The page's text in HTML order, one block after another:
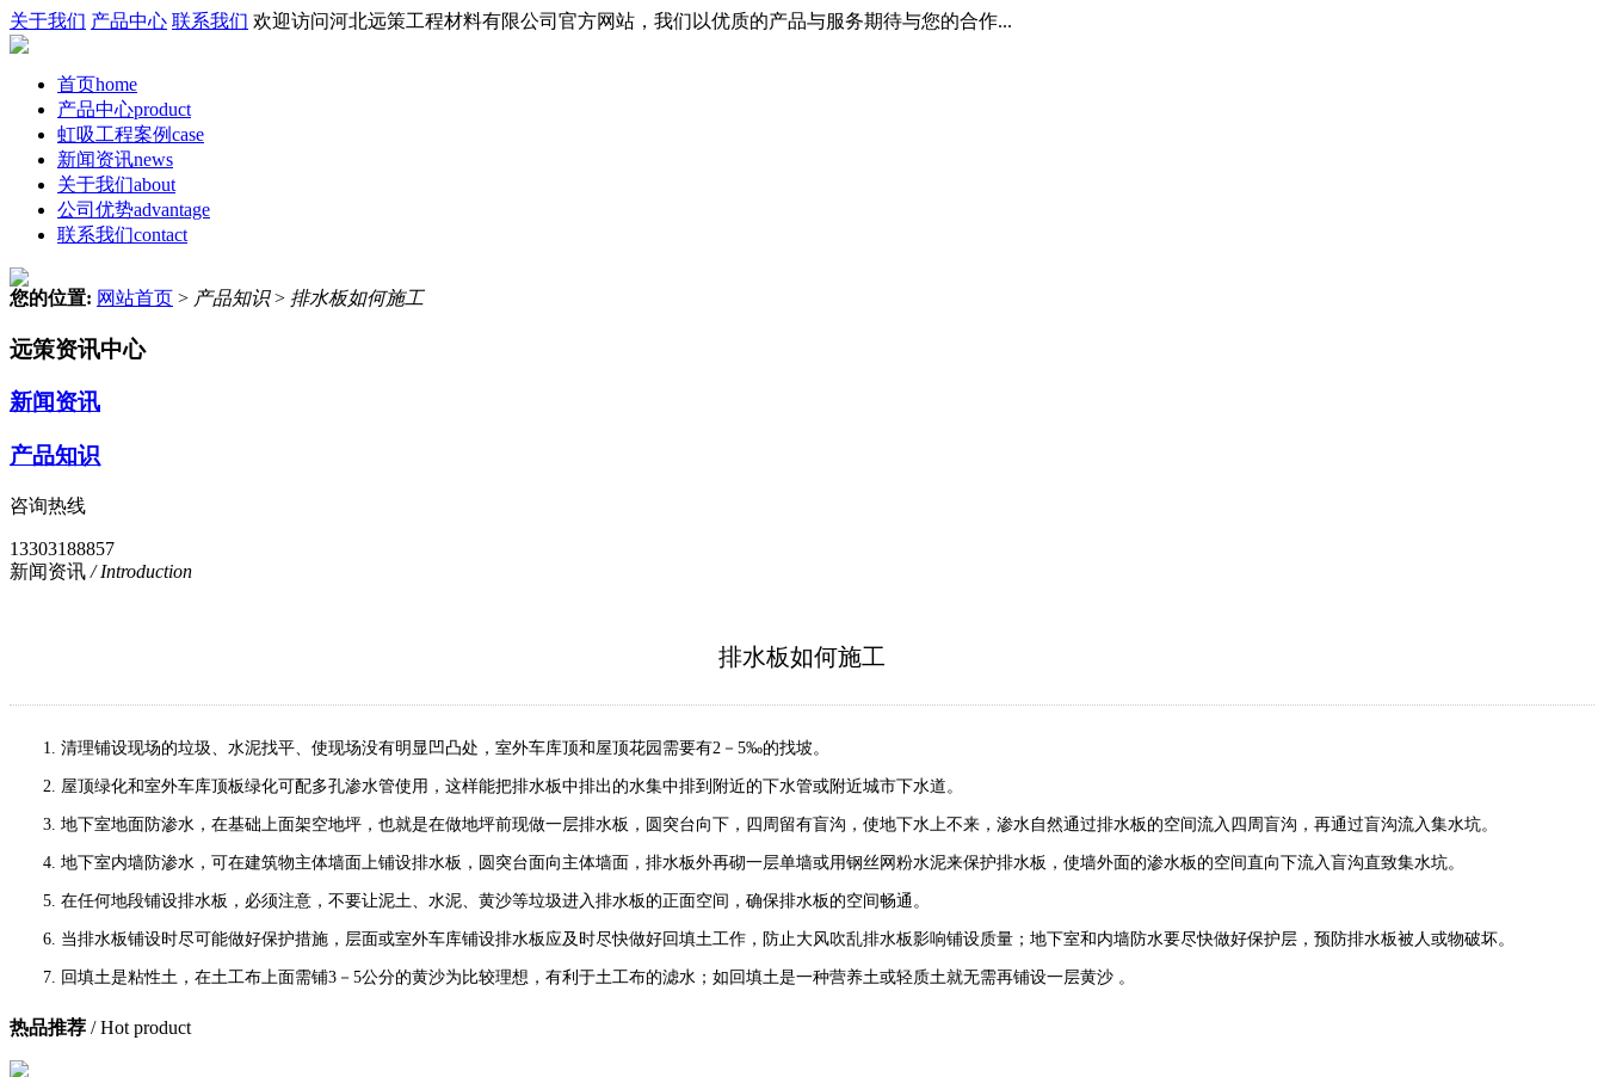
关于我们 产品中心 联系我们 欢迎访问河北远策工程材料有限公司官方网站，我们以优质的产品与服务期待与您的合作...
首页home
产品中心product
虹吸工程案例case
新闻资讯news
关于我们about
公司优势advantage
联系我们contact
您的位置: 网站首页 > 产品知识 > 排水板如何施工
远策资讯中心
新闻资讯
产品知识
咨询热线
13303188857
新闻资讯 / Introduction
排水板如何施工
1. 清理铺设现场的垃圾、水泥找平、使现场没有明显凹凸处，室外车库顶和屋顶花园需要有2－5‰的找坡。
2. 屋顶绿化和室外车库顶板绿化可配多孔渗水管使用，这样能把排水板中排出的水集中排到附近的下水管或附近城市下水道。
3. 地下室地面防渗水，在基础上面架空地坪，也就是在做地坪前现做一层排水板，圆突台向下，四周留有盲沟，使地下水上不来，渗水自然通过排水板的空间流入四周盲沟，再通过盲沟流入集水坑。
4. 地下室内墙防渗水，可在建筑物主体墙面上铺设排水板，圆突台面向主体墙面，排水板外再砌一层单墙或用钢丝网粉水泥来保护排水板，使墙外面的渗水板的空间直向下流入盲沟直致集水坑。
5. 在任何地段铺设排水板，必须注意，不要让泥土、水泥、黄沙等垃圾进入排水板的正面空间，确保排水板的空间畅通。
6. 当排水板铺设时尽可能做好保护措施，层面或室外车库铺设排水板应及时尽快做好回填土工作，防止大风吹乱排水板影响铺设质量；地下室和内墙防水要尽快做好保护层，预防排水板被人或物破坏。
7. 回填土是粘性土，在土工布上面需铺3－5公分的黄沙为比较理想，有利于土工布的滤水；如回填土是一种营养土或轻质土就无需再铺设一层黄沙 。
热品推荐 / Hot product